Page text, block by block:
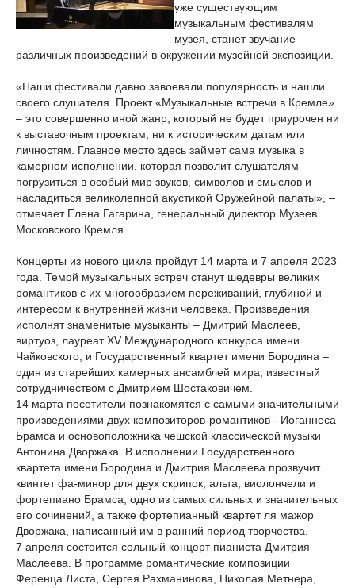
уже существующим
музыкальным фестивалям
музея, станет звучание
различных произведений в окружении музейной экспозиции.
«Наши фестивали давно завоевали популярность и нашли
своего слушателя. Проект «Музыкальные встречи в Кремле»
– это совершенно иной жанр, который не будет приурочен ни
к выставочным проектам, ни к историческим датам или
личностям. Главное место здесь займет сама музыка в
камерном исполнении, которая позволит слушателям
погрузиться в особый мир звуков, символов и смыслов и
насладиться великолепной акустикой Оружейной палаты», –
отмечает Елена Гагарина, генеральный директор Музеев
Московского Кремля.
Концерты из нового цикла пройдут 14 марта и 7 апреля 2023
года. Темой музыкальных встреч станут шедевры великих
романтиков с их многообразием переживаний, глубиной и
интересом к внутренней жизни человека. Произведения
исполнят знаменитые музыканты – Дмитрий Маслеев,
виртуоз, лауреат XV Международного конкурса имени
Чайковского, и Государственный квартет имени Бородина –
один из старейших камерных ансамблей мира, известный
сотрудничеством с Дмитрием Шостаковичем.
14 марта посетители познакомятся с самыми значительными
произведениями двух композиторов-романтиков - Иоганнеса
Брамса и основоположника чешской классической музыки
Антонина Дворжака. В исполнении Государственного
квартета имени Бородина и Дмитрия Маслеева прозвучит
квинтет фа-минор для двух скрипок, альта, виолончели и
фортепиано Брамса, одно из самых сильных и значительных
его сочинений, а также фортепианный квартет ля мажор
Дворжака, написанный им в ранний период творчества.
7 апреля состоится сольный концерт пианиста Дмитрия
Маслеева. В программе романтические композиции
Ференца Листа, Сергея Рахманинова, Николая Метнера,